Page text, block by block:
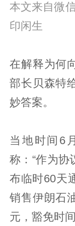
本文来自微
印闲生
在解释为何
部长贝森特
妙答案。
当地时间6
称：“作为协
布临时60天
销售伊朗石
元，豁免时